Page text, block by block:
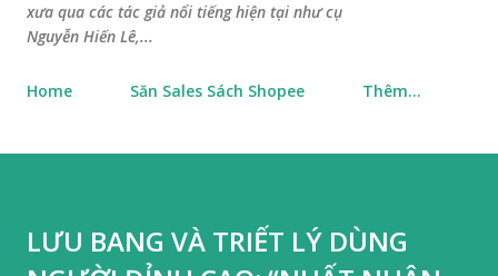
xưa qua các tác giả nổi tiếng hiện tại như cụ
Nguyễn Hiến Lê,...
Home Săn Sales Sách Shopee Thêm…
LƯU BANG VÀ TRIẾT LÝ DÙNG